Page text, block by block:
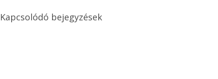
Kapcsolódó bejegyzések